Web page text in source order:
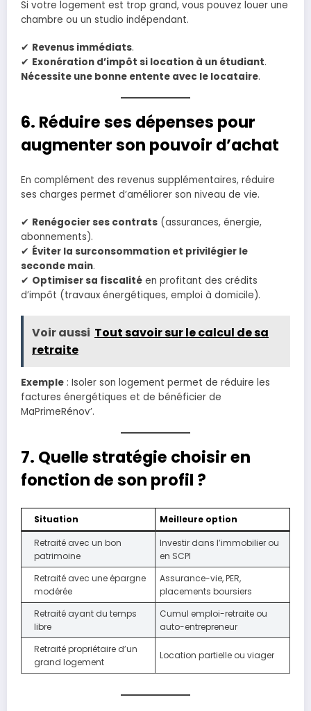
Si votre logement est trop grand, vous pouvez louer une
chambre ou un studio indépendant.
✔ Revenus immédiats.
✔ Exonération d’impôt si location à un étudiant.
Nécessite une bonne entente avec le locataire.
6. Réduire ses dépenses pour
augmenter son pouvoir d’achat
En complément des revenus supplémentaires, réduire
ses charges permet d’améliorer son niveau de vie.
✔ Renégocier ses contrats (assurances, énergie,
abonnements).
✔ Éviter la surconsommation et privilégier le
seconde main.
✔ Optimiser sa fiscalité en profitant des crédits
d’impôt (travaux énergétiques, emploi à domicile).
Voir aussi Tout savoir sur le calcul de sa
retraite
Exemple : Isoler son logement permet de réduire les
factures énergétiques et de bénéficier de
MaPrimeRénov’.
7. Quelle stratégie choisir en
fonction de son profil ?
Situation
Meilleure option
Retraité avec un bon
patrimoine
Investir dans l’immobilier ou
en SCPI
Retraité avec une épargne
modérée
Assurance-vie, PER,
placements boursiers
Retraité ayant du temps
libre
Cumul emploi-retraite ou
auto-entrepreneur
Retraité propriétaire d’un
grand logement
Location partielle ou viager